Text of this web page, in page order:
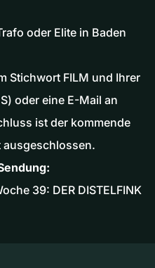
oder Elite in Baden
Stichwort FILM und Ihrer
oder eine E-Mail an
ist der kommende
ausgeschlossen.
39: DER DISTELFINK